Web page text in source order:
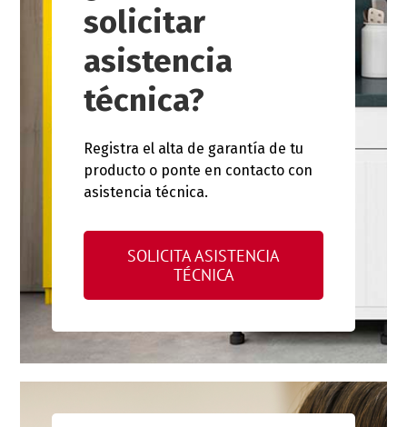
solicitar
asistencia
técnica?
Registra el alta de garantía de tu
producto o ponte en contacto con
asistencia técnica.
SOLICITA ASISTENCIA
TÉCNICA